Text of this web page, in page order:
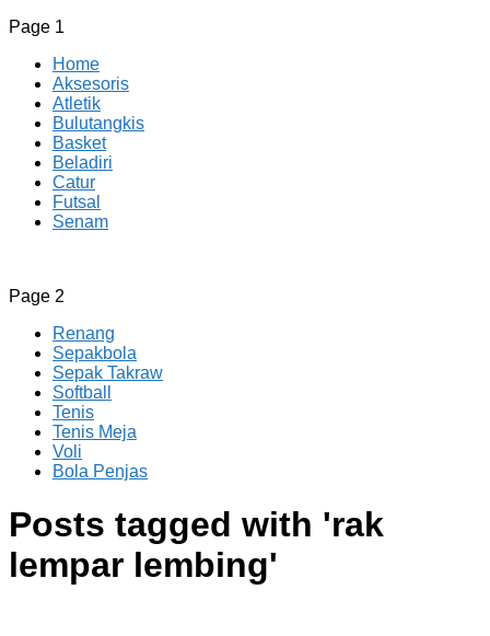
Page 1
Home
Aksesoris
Atletik
Bulutangkis
Basket
Beladiri
Catur
Futsal
Senam
CV JAYA BERSAMA Co Id
Menyediakan Semua Perlengkapan Olahraga Yang
Page 2
Renang
Sepakbola
Sepak Takraw
Softball
Tenis
Tenis Meja
Voli
Bola Penjas
Posts tagged with 'rak
lempar lembing'